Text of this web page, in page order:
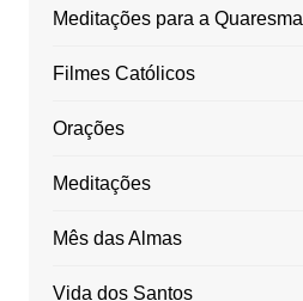
Meditações para a Quaresma
Filmes Católicos
Orações
Meditações
Mês das Almas
Vida dos Santos